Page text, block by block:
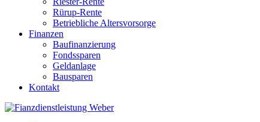
Rürup-Rente
Betriebliche Altersvorsorge
Finanzen
Baufinanzierung
Fondssparen
Geldanlage
Bausparen
Kontakt